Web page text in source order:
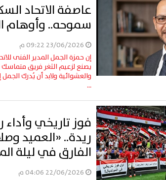
عاصفة الاتحاد
سموحه.. وأوهام
إن حمزة الجمل المدير الفنى
يصنع لزعيم الثغر فريق متماسك
والعشوائية ولابد أن يُدرك
...
فوز تاريخي
ريدة.. «العميد
الفارق في ليلة